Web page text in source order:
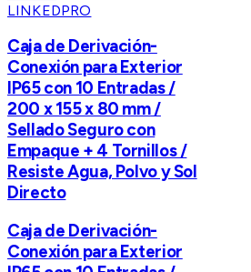
LINKEDPRO
Caja de Derivación-
Conexión para Exterior
IP65 con 10 Entradas /
200 x 155 x 80 mm /
Sellado Seguro con
Empaque + 4 Tornillos /
Resiste Agua, Polvo y Sol
Directo
Caja de Derivación-
Conexión para Exterior